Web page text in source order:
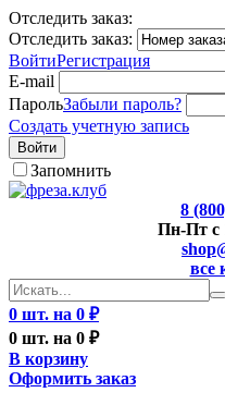
Отследить заказ:
Отследить заказ:
ВойтиРегистрация
E-mail
ПарольЗабыли пароль?
Создать учетную запись
Войти
Запомнить
8
Пн-Пт с
все
0 шт. на 0 ₽
0 шт. на 0 ₽
В корзину
Оформить заказ